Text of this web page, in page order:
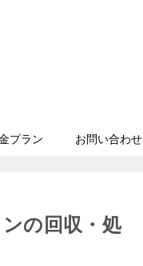
プラン お問い合わせ
の回収・処